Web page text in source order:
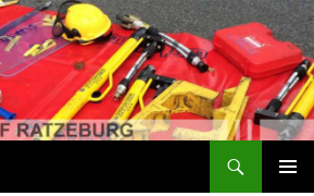
Förderverein der Freiwilligen Feuerwehr Ratzeburg